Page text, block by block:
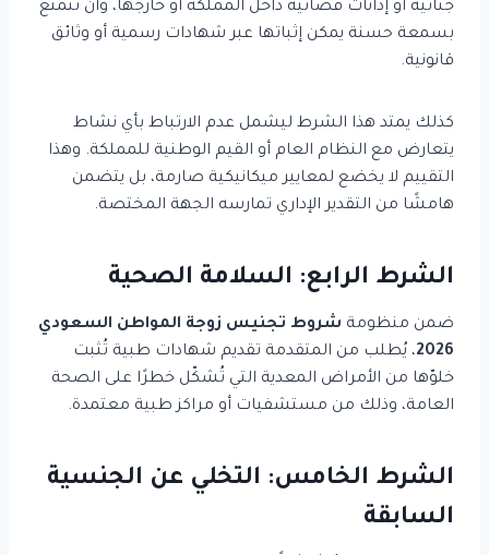
جنائية أو إدانات قضائية داخل المملكة أو خارجها، وأن تتمتع
بسمعة حسنة يمكن إثباتها عبر شهادات رسمية أو وثائق
قانونية.
كذلك يمتد هذا الشرط ليشمل عدم الارتباط بأي نشاط
يتعارض مع النظام العام أو القيم الوطنية للمملكة. وهذا
التقييم لا يخضع لمعايير ميكانيكية صارمة، بل يتضمن
هامشًا من التقدير الإداري تمارسه الجهة المختصة.
الشرط الرابع: السلامة الصحية
ضمن منظومة شروط تجنيس زوجة المواطن السعودي
2026، يُطلب من المتقدمة تقديم شهادات طبية تُثبت
خلوّها من الأمراض المعدية التي تُشكّل خطرًا على الصحة
العامة، وذلك من مستشفيات أو مراكز طبية معتمدة.
الشرط الخامس: التخلي عن الجنسية
السابقة